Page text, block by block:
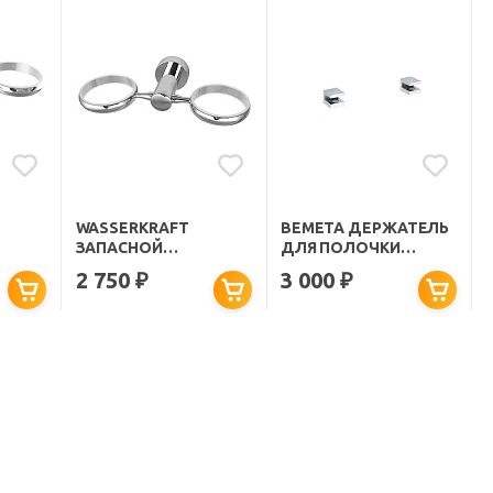
WASSERKRAFT
ЗАПАСНОЙ
ДЕРЖАТЕЛЬ DONAU
C177 ДВОЙНОЙ
2 750 ₽
BEMETA ДЕРЖАТЕЛЬ
ДЛЯ ПОЛОЧКИ
3 000 ₽